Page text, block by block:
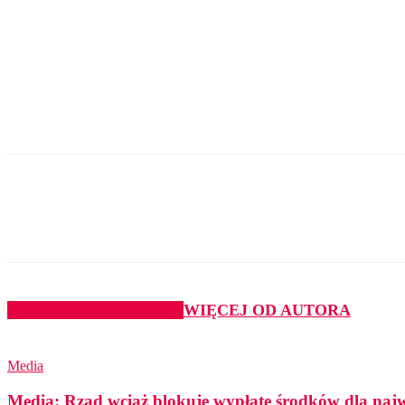
WIĘCEJ OD AUTORA
Media
Media: Rząd wciąż blokuje wypłatę środków dla